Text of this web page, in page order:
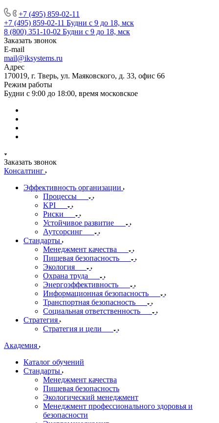
+7 (495) 859-02-11
+7 (495) 859-02-11 Будни с 9 до 18, мск
8 (800) 351-10-02 Будни с 9 до 18, мск
Заказать звонок
E-mail
mail@iksystems.ru
Адрес
170019, г. Тверь, ул. Маяковского, д. 33, офис 66
Режим работы
Будни с 9:00 до 18:00, время московское
Заказать звонок
Консалтинг
Эффективность организации
Процессы
KPI
Риски
Устойчивое развитие
Аутсорсинг
Стандарты
Менеджмент качества
Пищевая безопасность
Экология
Охрана труда
Энергоэффективность
Информационная безопасность
Транспортная безопасность
Социальная ответственность
Стратегия
Стратегия и цели
Академия
Каталог обучений
Стандарты
Менеджмент качества
Пищевая безопасность
Экологический менеджмент
Менеджмент профессионального здоровья и
безопасности